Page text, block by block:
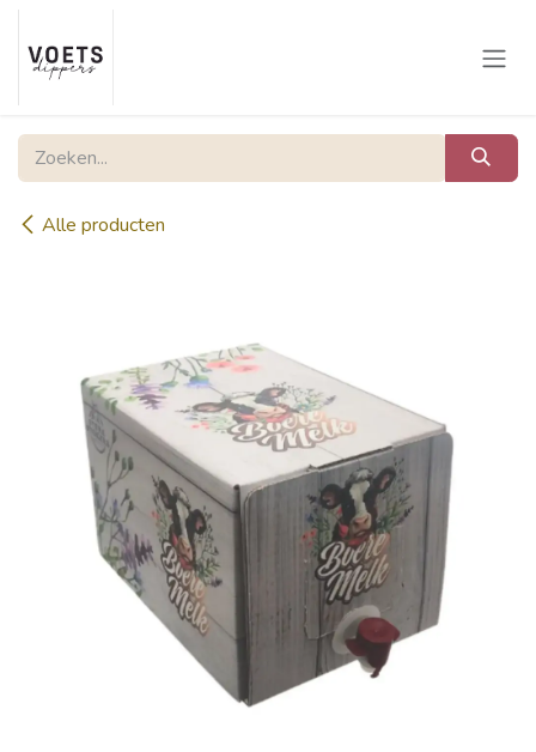
Overslaan naar inhoud
Alle producten